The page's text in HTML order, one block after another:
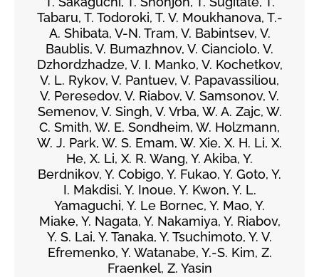
Tabaru, T. Todoroki, T. V. Moukhanova, T.-
A. Shibata, V-N. Tram, V. Babintsev, V.
Baublis, V. Bumazhnov, V. Cianciolo, V.
Dzhordzhadze, V. I. Manko, V. Kochetkov,
V. L. Rykov, V. Pantuev, V. Papavassiliou,
V. Peresedov, V. Riabov, V. Samsonov, V.
Semenov, V. Singh, V. Vrba, W. A. Zajc, W.
C. Smith, W. E. Sondheim, W. Holzmann,
W. J. Park, W. S. Emam, W. Xie, X. H. Li, X.
He, X. Li, X. R. Wang, Y. Akiba, Y.
Berdnikov, Y. Cobigo, Y. Fukao, Y. Goto, Y.
I. Makdisi, Y. Inoue, Y. Kwon, Y. L.
Yamaguchi, Y. Le Bornec, Y. Mao, Y.
Miake, Y. Nagata, Y. Nakamiya, Y. Riabov,
Y. S. Lai, Y. Tanaka, Y. Tsuchimoto, Y. V.
Efremenko, Y. Watanabe, Y.-S. Kim, Z.
Fraenkel, Z. Yasin